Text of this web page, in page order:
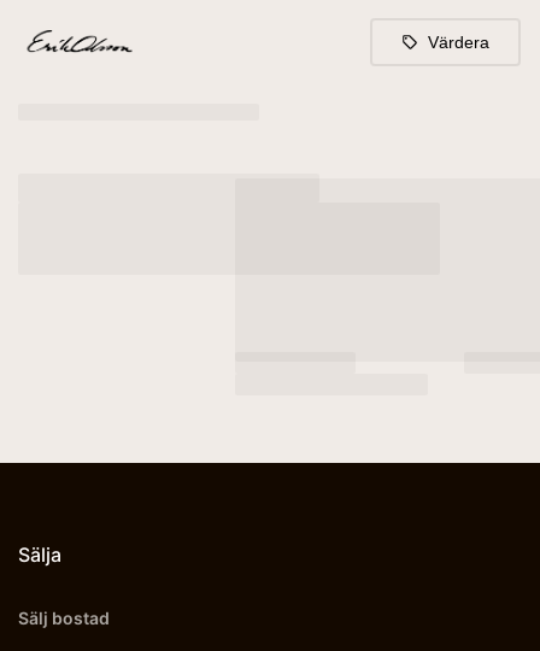
Värdera
Sälja
Sälj bostad